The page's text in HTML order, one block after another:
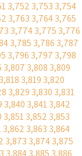
3,752 3,753 3,754
3,763 3,7643,765
3,7743,775 3,776
3,785 3,786 3,787
3,796 3,797 3,798
3,807 3,808 3,809
3,818 3,819 3,820
3,829 3,830 3,831
3,840 3,8413,842
3,8513,852 3,853
3,862 3,863 3,864
3,873 3,8743,875